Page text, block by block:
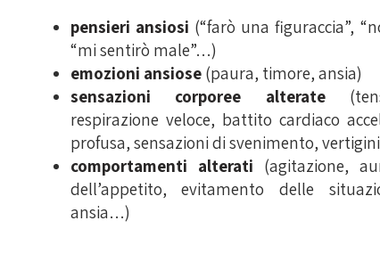
pensieri ansiosi (“farò una figuraccia”,
“mi sentirò male”…)
emozioni ansiose(paura, timore, ansia)
sensazioni corporee alterate
respirazione veloce, battito cardiaco
profusa, sensazioni di svenimento,
comportamenti alterati (agitazione,
dell’appetito, evitamento delle
ansia…)